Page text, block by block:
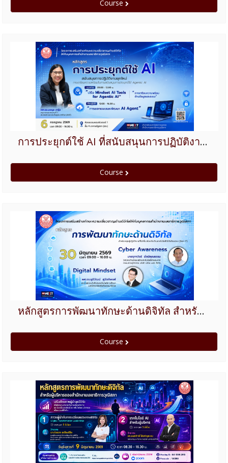
Course
การประยุกต์ใช้ AI ที่สนับสนุนการปฏิบัติงานยุคใหม่ เรื่อง การเตรียมความพร้อม ในการสนับสนุนการประยุกต์ใช้ Agentic AI สำหรับกลุ่มผู้ปฏิบัตงานด้านเทคโนโลยีดิจิทัล
Course
หลักสูตรการพัฒนาทักษะด้านดิจิทัล สำหรับกลุ่มผู้ปฏิบัติงานที่ไม่เกี่ยวข้องกับด้านเทคโนโลยีดิจิทัลโดยตรง (Non IT)
Course